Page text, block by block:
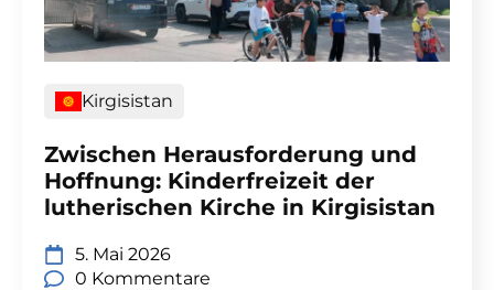
Kirgisistan
Zwischen Herausforderung und
Hoffnung: Kinderfreizeit der
lutherischen Kirche in Kirgisistan
5. Mai 2026
0 Kommentare